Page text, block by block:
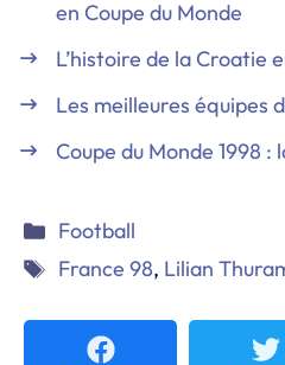
en Coupe du Monde
L’histoire de la Croatie
Les meilleures équipes
Coupe du Monde 1998
Catégories
Football
Étiquettes
France 98, Lilian